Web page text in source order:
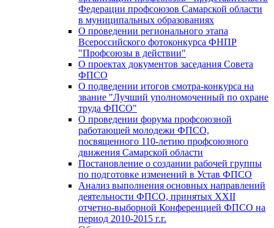
Федерации профсоюзов Самарской области
в муниципальных образованиях
О проведении регионального этапа
Всероссийского фотоконкурса ФНПР
"Профсоюзы в действии"
О проектах документов заседания Совета
ФПСО
О подведении итогов смотра-конкурса на
звание "Лучший уполномоченный по охране
труда ФПСО"
О проведении форума профсоюзной
работающей молодежи ФПСО,
посвященного 110-летию профсоюзного
движения Самарской области
Постановление о создании рабочей группы
по подготовке изменений в Устав ФПСО
Анализ выполнения основных направлений
деятельности ФПСО, принятых XXII
отчетно-выборной Конференцией ФПСО на
период 2010-2015 г.г.